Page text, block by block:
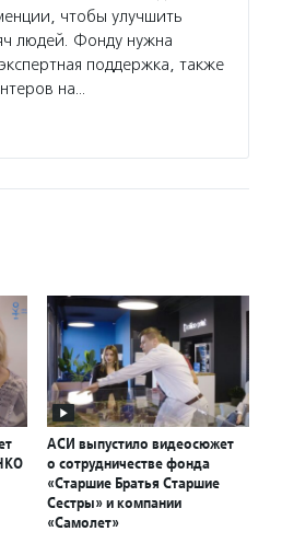
чтобы улучшить
людей. Фонду нужна
поддержка, также
на…
АСИ выпустило видеосюжет
о сотрудничестве фонда
«Старшие Братья Старшие
Сестры» и компании
«Самолет»